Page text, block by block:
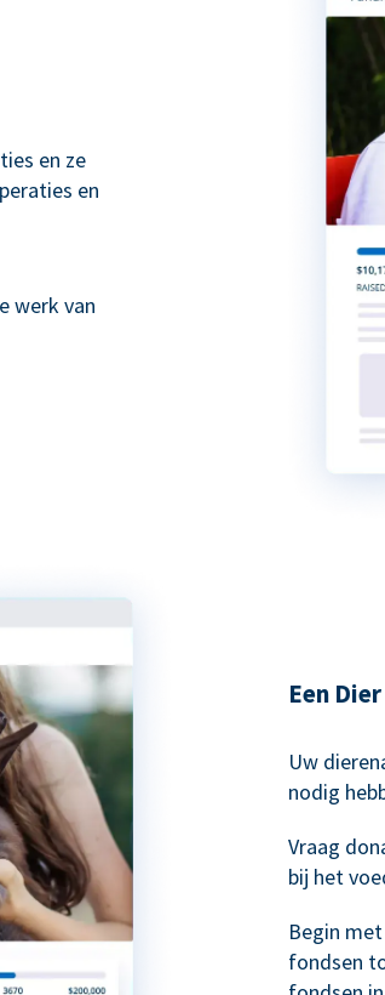
en ze
en
werk van
Een
Uw
nodig
Vraag
bij het
Begin
fondsen